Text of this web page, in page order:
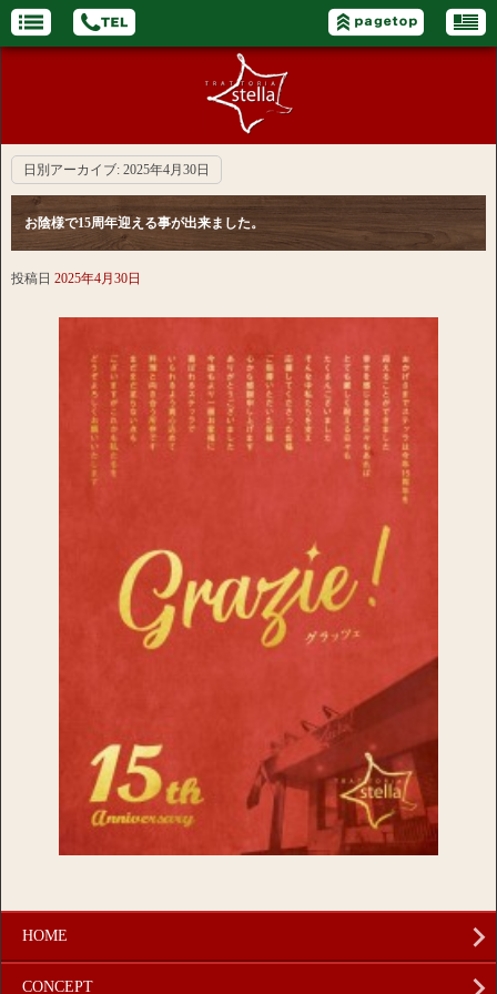
日別アーカイブ: 2025年4月30日
お陰様で15周年迎える事が出来ました。
投稿日 2025年4月30日
HOME
CONCEPT